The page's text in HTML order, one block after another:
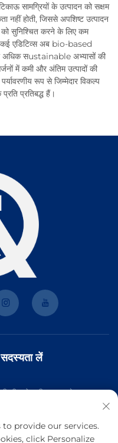
सामग्रियों के उत्पादन को सक्षम
नहीं होती, जिससे अपशिष्ट उत्पादन
को सुनिश्चित करने के लिए कम
कई एडिटिव्स अब bio-based
अधिक सustainable अभ्यासों की
में कमी और अंतिम उत्पादों की
रूप से जिम्मेदार विकल्प
प्रतिबद्ध हैं।
लें
टीम से नवीनतम उद्योग समाचार,
provide our services.
click Personalize